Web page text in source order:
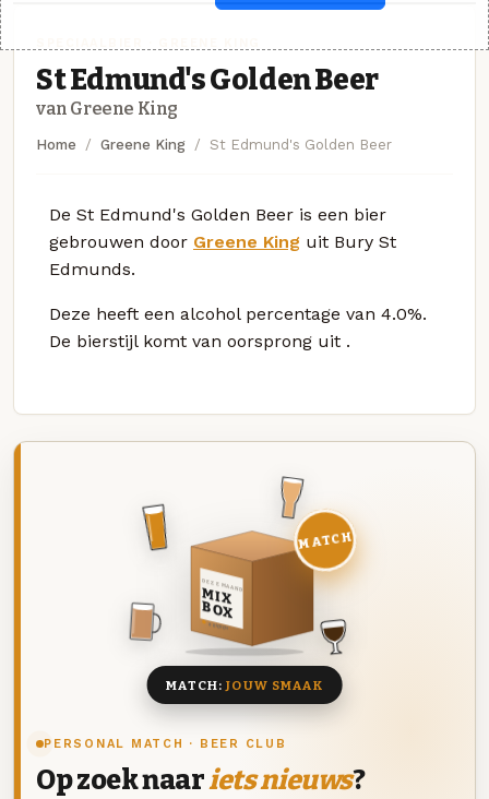
St Edmund's Golden Beer
van Greene King
Home Greene King St Edmund's Golden Beer
De St Edmund's Golden Beer is een bier
gebrouwen door Greene King uit Bury St
Edmunds.
Deze heeft een alcohol percentage van 4.0%.
De bierstijl komt van oorsprong uit .
PERSONAL MATCH · BEER CLUB
Op zoek naariets nieuws?
DEZE MAAND
MIX
BOX
8 BIEREN
MATCH
MATCH:JOUW SMAAK